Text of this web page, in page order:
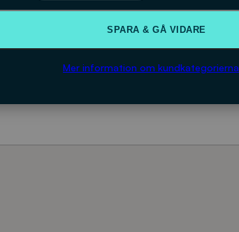
SPARA & GÅ VIDARE
Mer information om kundkategorierna